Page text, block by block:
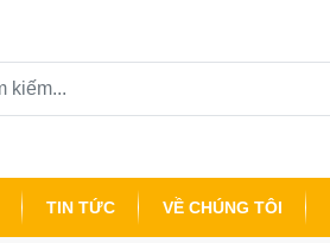
TIN TỨC VỀ CHÚNG TÔI